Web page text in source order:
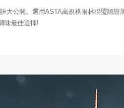
大公開。選用ASTA高規格雨林聯盟認
味最佳選擇!